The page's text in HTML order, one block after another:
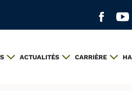
Aller
ACTUALITÉS CARRIÈRE